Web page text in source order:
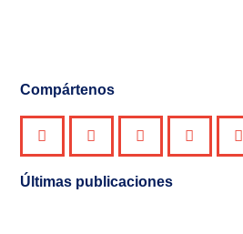
Compártenos
Últimas publicaciones